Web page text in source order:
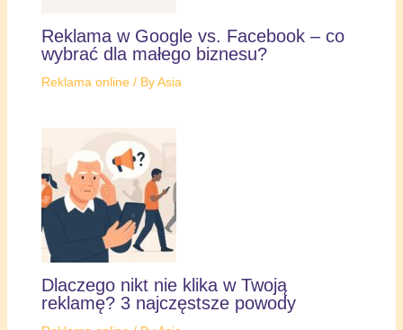
Reklama w Google vs. Facebook – co
wybrać dla małego biznesu?
Reklama online/ ByAsia
Dlaczego nikt nie klika w Twoją
reklamę? 3 najczęstsze powody